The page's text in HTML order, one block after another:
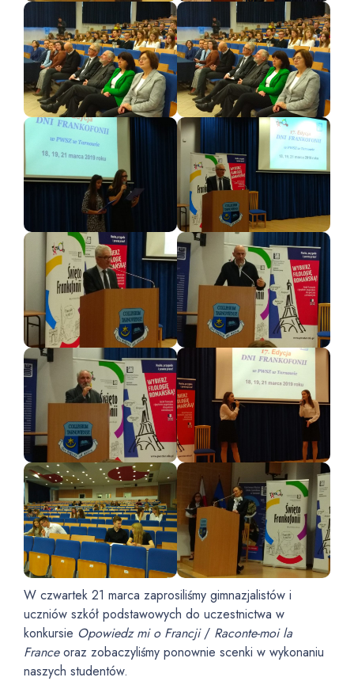
W czwartek 21 marca zaprosiliśmy gimnazjalistów i
uczniów szkół podstawowych do uczestnictwa w
konkursie Opowiedz mi o Francji/ Raconte-moi la
Franceoraz zobaczyliśmy ponownie scenki w wykonaniu
naszych studentów.